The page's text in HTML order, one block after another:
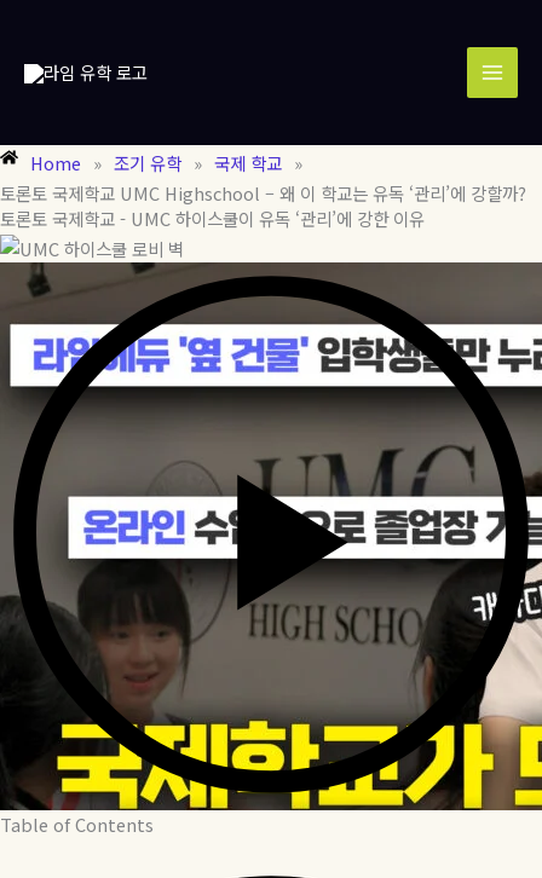
너
기
Home » 조기 유학 » 국제 학교 »
토론토 국제학교 UMC Highschool – 왜 이 학교는 유독 ‘관리’에 강할까?
토론토 국제학교 - UMC 하이스쿨이 유독 ‘관리’에 강한 이유
Table of Contents